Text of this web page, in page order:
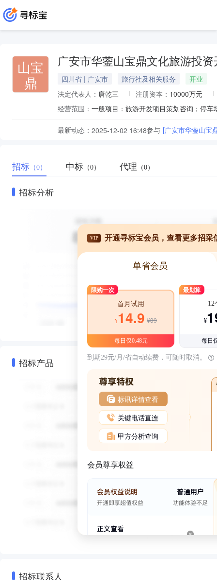
山宝
鼎
广安市华蓥山宝鼎文化旅游投
四川省 | 广安市 旅行社及相关服务
开业
法定代表人： 唐乾三 注册资本： 10000万元
经营范围：
最新动态： 2025-12-02 16:48参与
招标 （0） 中标 （0） 代理 （0）
招标分析
招标产品
VIP 开通寻标宝会员，查看更多招采
单省会员
限购一次
首月试用
¥14.9 ¥39
每日仅0.48元
最划算
12
¥
每日
到期29元/月/省自动续费，可随时取消。
标讯详情查看
关键电话直连
甲方分析查询
会员尊享权益
招标联系人